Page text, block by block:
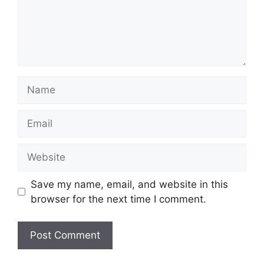
Save my name, email, and website in this
browser for the next time I comment.